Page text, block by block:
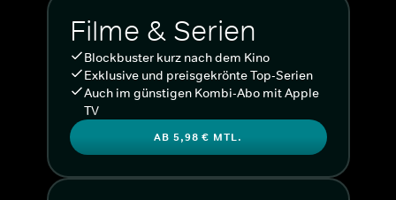
Filme & Serien
Blockbuster kurz nach dem Kino
Exklusive und preisgekrönte Top-Serien
Auch im günstigen Kombi-Abo mit Apple
TV
AB 5,98 € MTL.